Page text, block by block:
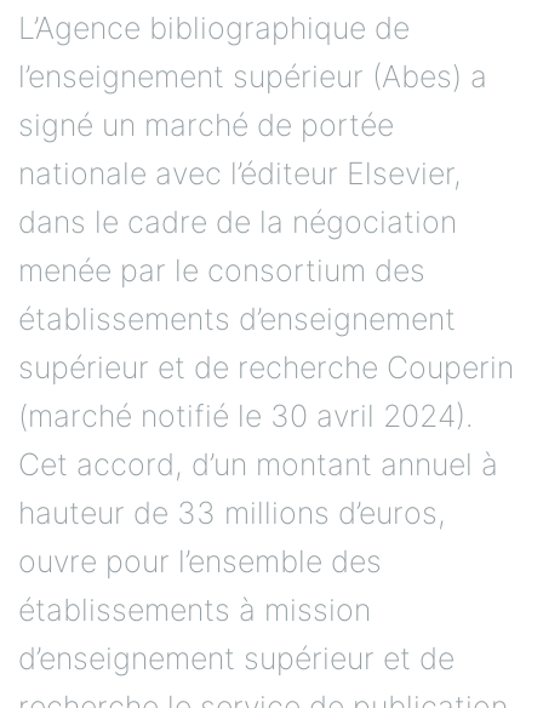
L’Agence bibliographique de
l’enseignement supérieur (Abes) a
signé un marché de portée
nationale avec l’éditeur Elsevier,
dans le cadre de la négociation
menée par le consortium des
établissements d’enseignement
supérieur et de recherche Couperin
(marché notifié le 30 avril 2024).
Cet accord, d’un montant annuel à
hauteur de 33 millions d’euros,
ouvre pour l’ensemble des
établissements à mission
d’enseignement supérieur et de